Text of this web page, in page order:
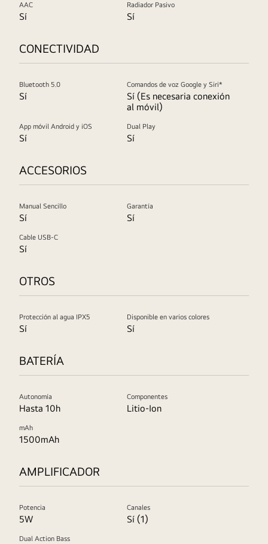
AAC
Sí
Radiador Pasivo
Sí
CONECTIVIDAD
Bluetooth 5.0
Sí
Comandos de voz Google y Siri*
Sí (Es necesaria conexión
al móvil)
App móvil Android y iOS
Sí
Dual Play
Sí
ACCESORIOS
Manual Sencillo
Sí
Garantía
Sí
Cable USB-C
Sí
OTROS
Protección al agua IPX5
Sí
Disponible en varios colores
Sí
BATERÍA
Autonomía
Hasta 10h
Componentes
Litio-Ion
mAh
1500mAh
AMPLIFICADOR
Potencia
5W
Canales
Sí (1)
Dual Action Bass